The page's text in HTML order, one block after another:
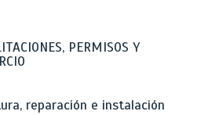
PERMISOS Y
reparación e instalación